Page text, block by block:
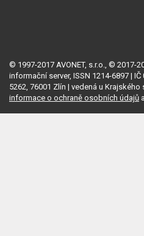
© 1997-2017 AVONET, s.r.o., © 2017-
informační server, ISSN 1214-6897 |
5262, 76001 Zlín | vedená u
informace o ochraně osobních údajů a